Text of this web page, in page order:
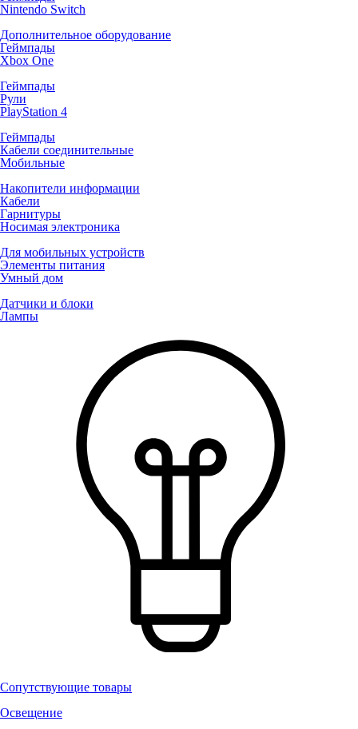
Nintendo Switch
Дополнительное оборудование
Геймпады
Xbox One
Геймпады
Рули
PlayStation 4
Геймпады
Кабели соединительные
Мобильные
Накопители информации
Кабели
Гарнитуры
Носимая электроника
Для мобильных устройств
Элементы питания
Умный дом
Датчики и блоки
Лампы
Сопутствующие товары
Освещение